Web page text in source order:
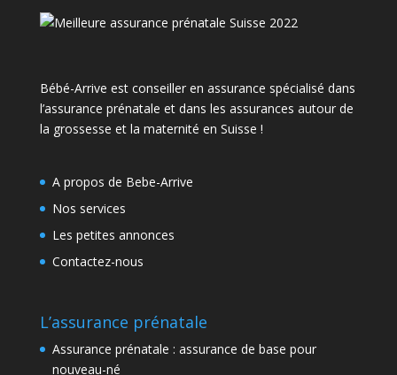
Bébé-Arrive est conseiller en assurance spécialisé dans
l’assurance prénatale et dans les assurances autour de
la grossesse et la maternité en Suisse !
A propos de Bebe-Arrive
Nos services
Les petites annonces
Contactez-nous
L’assurance prénatale
Assurance prénatale : assurance de base pour
nouveau-né